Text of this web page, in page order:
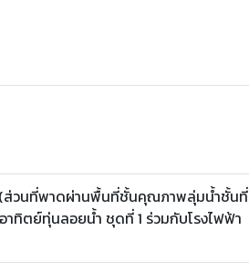
(ส่วนที่พาดผ่านพื้นที่ชั้นคุณภาพลุ่มน้ำชั้นที่
าทิตย์ทุ่นลอยน้ำ ชุดที่ 1 ร่วมกับโรงไฟฟ้า